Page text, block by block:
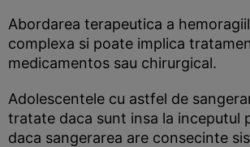
Abordarea terapeutica a
complexa si poate implica
medicamentos sau chirurgical.
Adolescentele cu astfel de
tratate daca sunt insa la inceputul
daca sangerarea are consecinte